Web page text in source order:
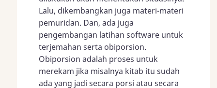
Lalu, dikembangkan juga materi-materi
pemuridan. Dan, ada juga
pengembangan latihan software untuk
terjemahan serta obiporsion.
Obiporsion adalah proses untuk
merekam jika misalnya kitab itu sudah
ada yang jadi secara porsi atau secara